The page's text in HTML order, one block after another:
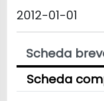
2012-01-01
Scheda
Scheda